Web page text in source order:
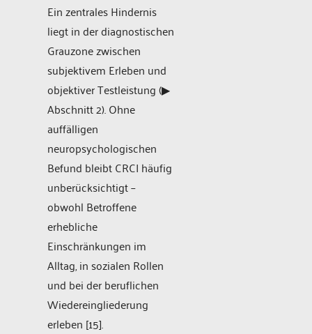
Ein zentrales Hindernis
liegt in der diagnostischen
Grauzone zwischen
subjektivem Erleben und
objektiver Testleistung (▶
Abschnitt 2). Ohne
auffälligen
neuropsychologischen
Befund bleibt CRCI häufig
unberücksichtigt –
obwohl Betroffene
erhebliche
Einschränkungen im
Alltag, in sozialen Rollen
und bei der beruflichen
Wiedereingliederung
erleben [15].